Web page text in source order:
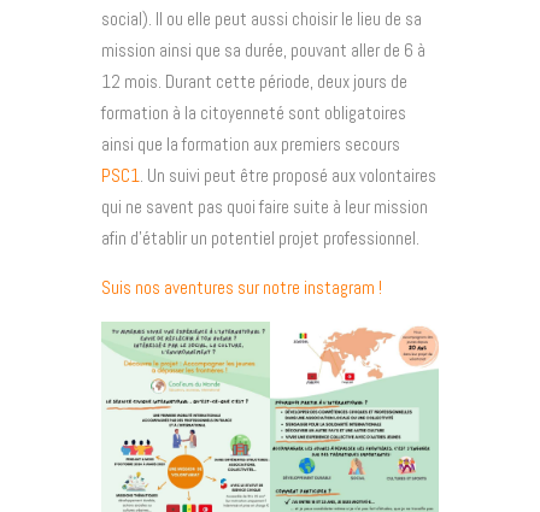
social). Il ou elle peut aussi choisir le lieu de sa
mission ainsi que sa durée, pouvant aller de 6 à
12 mois. Durant cette période, deux jours de
formation à la citoyenneté sont obligatoires
ainsi que la formation aux premiers secours
PSC1 . Un suivi peut être proposé aux volontaires
qui ne savent pas quoi faire suite à leur mission
afin d’établir un potentiel projet professionnel.
Suis nos aventures sur notre instagram !